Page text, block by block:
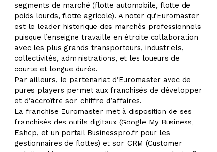
segments de marché (flotte automobile, flotte de
poids lourds, flotte agricole). A noter qu’Euromaster
est le leader historique des marchés professionnels
puisque l’enseigne travaille en étroite collaboration
avec les plus grands transporteurs, industriels,
collectivités, administrations, et les loueurs de
courte et longue durée.
Par ailleurs, le partenariat d’Euromaster avec de
pures players permet aux franchisés de développer
et d’accroître son chiffre d’affaires.
La franchise Euromaster met à disposition de ses
franchisés des outils digitaux (Google My Business,
Eshop, et un portail Businesspro.fr pour les
gestionnaires de flottes) et son CRM (Customer